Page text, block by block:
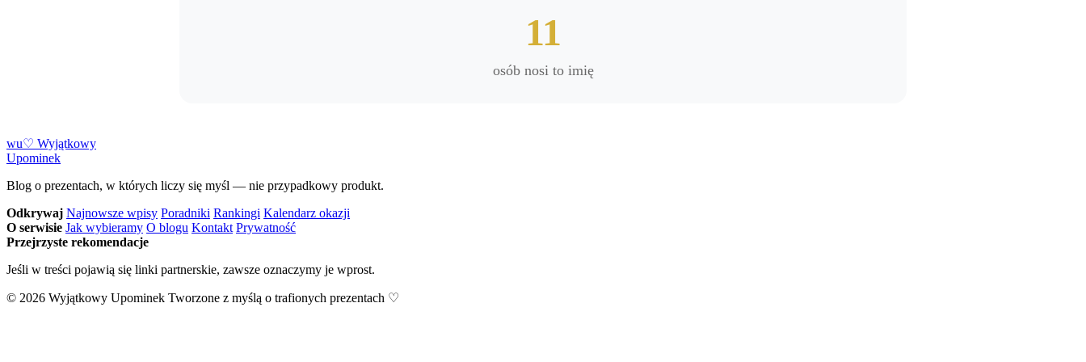
11
osób nosi to imię
wu♡ Wyjątkowy
Upominek
Blog o prezentach, w których liczy się myśl — nie przypadkowy produkt.
Odkrywaj Najnowsze wpisy Poradniki Rankingi Kalendarz okazji
O serwisie Jak wybieramy O blogu Kontakt Prywatność
Przejrzyste rekomendacje
Jeśli w treści pojawią się linki partnerskie, zawsze oznaczymy je wprost.
© 2026 Wyjątkowy Upominek Tworzone z myślą o trafionych prezentach ♡